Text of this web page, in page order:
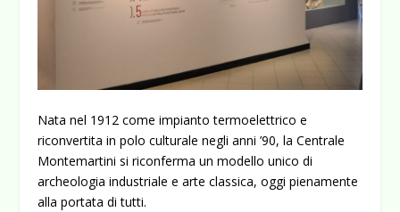
Nata nel 1912 come impianto termoelettrico e
riconvertita in polo culturale negli anni ’90, la Centrale
Montemartini si riconferma un modello unico di
archeologia industriale e arte classica, oggi pienamente
alla portata di tutti.